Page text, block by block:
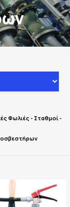
Φωλιές - Σταθμοί -